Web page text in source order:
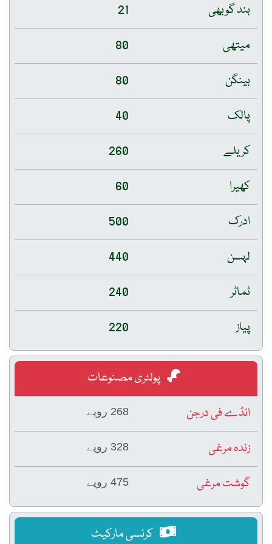
بند گوبھی
21
میتھی
80
بینگن
80
پالک
40
کریلے
260
کھیرا
60
ادرک
500
لہسن
440
ٹماٹر
240
پیاز
220
پولٹری مصنوعات
انڈے فی درجن
268 روپے
زندہ مرغی 328 روپے
گوشت مرغی 475 روپے
کرنسی مارکیٹ